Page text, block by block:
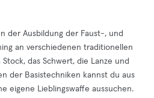
der Ausbildung der Faust-, und
an verschiedenen traditionellen
das Schwert, die Lanze und
der Basistechniken kannst du aus
eigene Lieblingswaffe aussuchen.